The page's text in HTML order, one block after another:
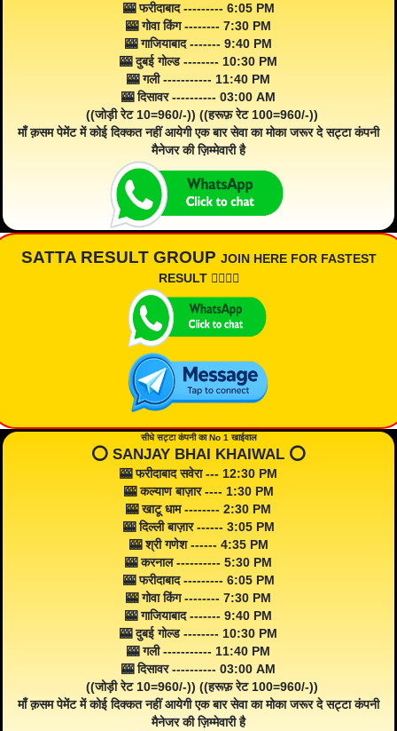
🎰 फरीदाबाद --------- 6:05 PM
🎰 गोवा किंग -------- 7:30 PM
🎰 गाजियाबाद ------- 9:40 PM
🎰 दुबई गोल्ड -------- 10:30 PM
🎰 गली ----------- 11:40 PM
🎰 दिसावर ---------- 03:00 AM
((जोड़ी रेट 10=960/-)) ((हरूफ़ रेट 100=960/-))
माँ क़सम पेमेंट में कोई दिक्कत नहीं आयेगी एक बार सेवा का मोका जरूर दे सट्टा कंपनी
मैनेजर की ज़िम्मेवारी है
SATTA RESULT GROUP JOIN HERE FOR FASTEST
RESULT 👇🏾👇🏾
सीधे सट्टा कंपनी का No 1 खाईवाल
⭕️ SANJAY BHAI KHAIWAL ⭕️
🎰 फरीदाबाद सवेरा --- 12:30 PM
🎰 कल्याण बाज़ार ---- 1:30 PM
🎰 खाटू धाम -------- 2:30 PM
🎰 दिल्ली बाज़ार ------ 3:05 PM
🎰 श्री गणेश ------ 4:35 PM
🎰 करनाल ---------- 5:30 PM
🎰 फरीदाबाद --------- 6:05 PM
🎰 गोवा किंग -------- 7:30 PM
🎰 गाजियाबाद ------- 9:40 PM
🎰 दुबई गोल्ड -------- 10:30 PM
🎰 गली ----------- 11:40 PM
🎰 दिसावर ---------- 03:00 AM
((जोड़ी रेट 10=960/-)) ((हरूफ़ रेट 100=960/-))
माँ क़सम पेमेंट में कोई दिक्कत नहीं आयेगी एक बार सेवा का मोका जरूर दे सट्टा कंपनी
मैनेजर की ज़िम्मेवारी है